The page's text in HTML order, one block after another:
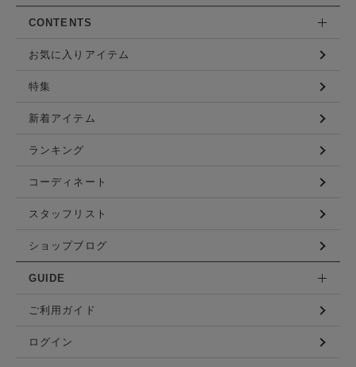
CONTENTS
お気に入りアイテム
特集
新着アイテム
ランキング
コーディネート
スタッフリスト
ショップブログ
GUIDE
ご利用ガイド
ログイン